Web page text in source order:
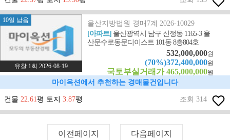
10일 남음
유찰 1회 2026-08-19
울산지방법원 경매7계 2026-10029
[아파트] 울산광역시 남구 신정동 1165-3 울
산문수로동문디이스트 101동 8층804호
532,000,000원
(70%)372,400,000원
국토부실거래가 465,000,000원
마이옥션에서 추천하는 경매물건입니다
건물 22.61평 토지 3.87평 조회 314
이전페이지 다음페이지